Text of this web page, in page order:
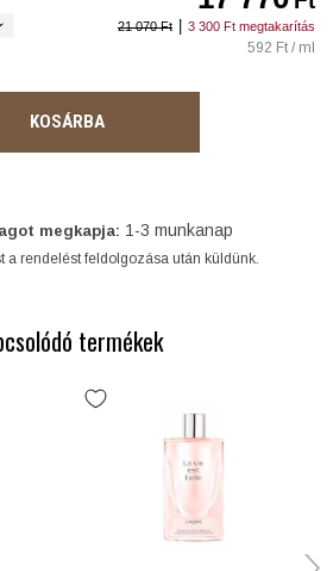
21 070 Ft | 3 300 Ft megtakarítás
592 Ft / ml
KOSÁRBA
megkapja: 1-3 munkanap
a rendelést feldolgozása után küldünk.
termékek